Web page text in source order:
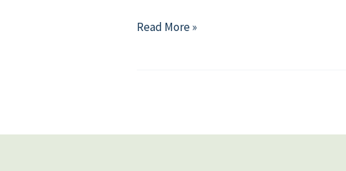
【資
Read More »